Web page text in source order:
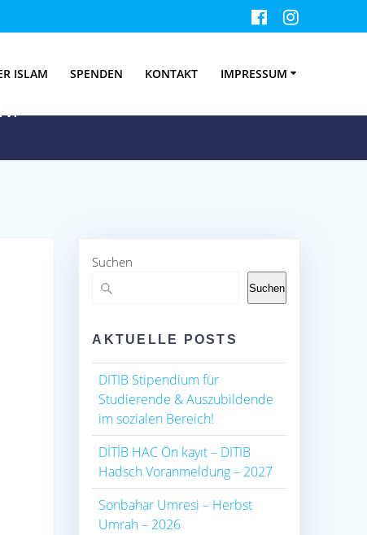
ISLAM SPENDEN KONTAKT IMPRESSUM
ditib.org/
Suchen
Suchen
AKTUELLE POSTS
DITIB Stipendium für
Studierende & Auszubildende
im sozialen Bereich!
DİTİB HAC Ön kayıt – DITIB
Hadsch Voranmeldung – 2027
Sonbahar Umresi – Herbst
Umrah – 2026